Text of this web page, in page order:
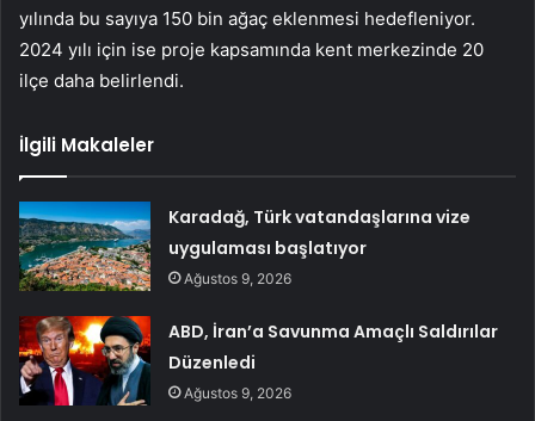
yılında bu sayıya 150 bin ağaç eklenmesi hedefleniyor.
2024 yılı için ise proje kapsamında kent merkezinde 20
ilçe daha belirlendi.
İlgili Makaleler
Karadağ, Türk vatandaşlarına vize
uygulaması başlatıyor
Ağustos 9, 2026
ABD, İran’a Savunma Amaçlı Saldırılar
Düzenledi
Ağustos 9, 2026